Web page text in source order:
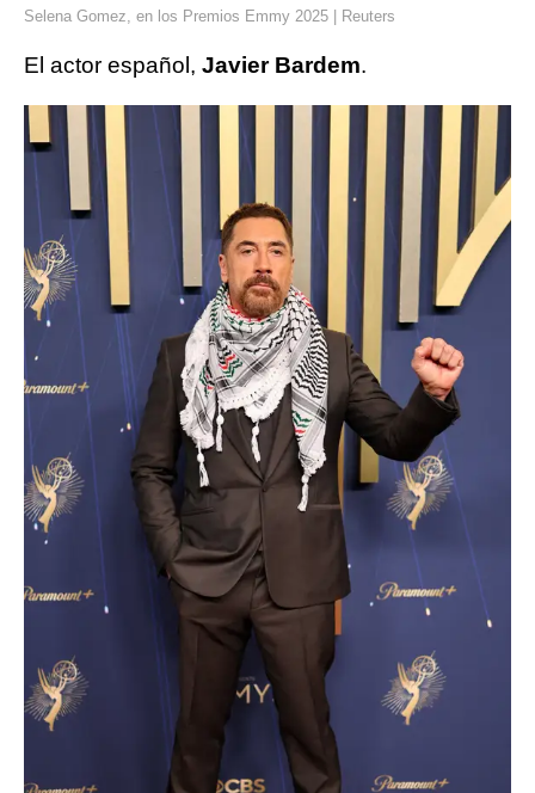
Selena Gomez, en los Premios Emmy 2025 | Reuters
El actor español, Javier Bardem.